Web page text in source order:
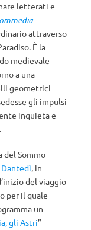
letterati e
attraverso
È la
medievale
a una
geometrici
gli impulsi
inquieta e
del Sommo
Dantedì, in
del viaggio
per il quale
un
gli Astri” –